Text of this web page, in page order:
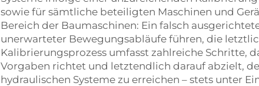
sowie für sämtliche beteiligten Maschinen und
Bereich der Baumaschinen: Ein falsch
unerwarteter Bewegungsabläufe führen, die
Kalibrierungsprozess umfasst zahlreiche Schritte,
Vorgaben richtet und letztendlich darauf abzielt,
hydraulischen Systeme zu erreichen – stets unter